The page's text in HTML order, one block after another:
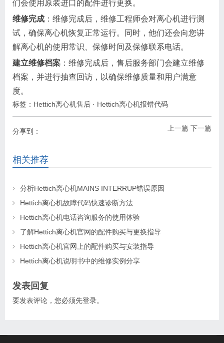
们会使用原装进口的配件进行更换。
维修完成 ：维修完成后，维修工程师会对离心机进行测
试，确保离心机恢复正常运行。同时，他们还会向您讲
解离心机的使用常识、保修时间及保修联系电话。
建立维修档案 ：维修完成后，售后服务部门会建立维修
档案，并进行抽查回访，以确保维修质量和用户满意
度。
标签： Hettich离心机售后 · Hettich离心机报错代码
上一篇 下一篇
分享到：
相关推荐
分析Hettich离心机MAINS INTERRUP错误原因
Hettich离心机故障代码快速诊断方法
Hettich离心机电话咨询服务的使用体验
了解Hettich离心机官网的配件购买与更换指导
Hettich离心机官网上的配件购买与安装指导
Hettich离心机说明书中的维修实例分享
发表回复
要发表评论，您必须先登录。